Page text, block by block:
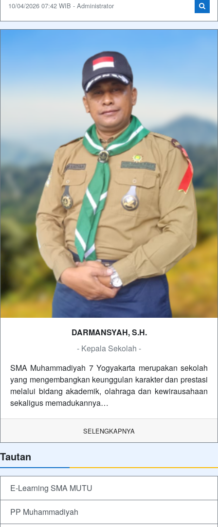
10/04/2026 07:42 WIB - Administrator
DARMANSYAH, S.H.
- Kepala Sekolah -
SMA Muhammadiyah 7 Yogyakarta merupakan sekolah
yang mengembangkan keunggulan karakter dan prestasi
melalui bidang akademik, olahraga dan kewirausahaan
sekaligus memadukannya…
SELENGKAPNYA
Tautan
E-Learning SMA MUTU
PP Muhammadiyah